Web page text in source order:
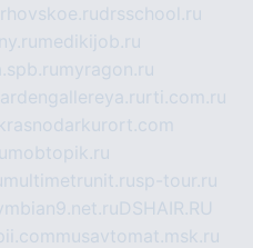
drsschool.ru
medikijob.ru
myragon.ru
rti.com.ru
krasnodarkurort.com
mobtopik.ru
multimetrunit.rusp-tour.ru
DSHAIR.RU
musavtomat.msk.ru